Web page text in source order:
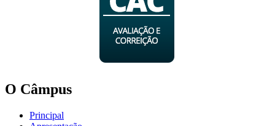
O Câmpus
Principal